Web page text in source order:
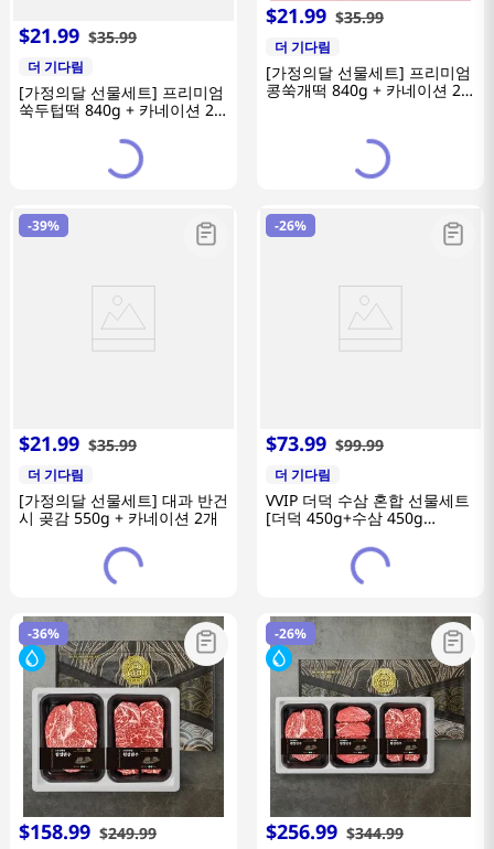
$21.99 $35.99
더 기다림
[가정의달 선물세트] 프리미엄
쑥두텁떡 840g + 카네이션 2
$21.99 $35.99
더 기다림
[가정의달 선물세트] 프리미엄
콩쑥개떡 840g + 카네이션 2
-39%
$21.99 $35.99
더 기다림
[가정의달 선물세트] 대과 반건
시 곶감 550g + 카네이션 2개
-26%
$73.99 $99.99
더 기다림
VVIP 더덕 수삼 혼합 선물세트
[더덕 450g+수삼 450g
-36%
$158.99 $249.99
-26%
$256.99 $344.99